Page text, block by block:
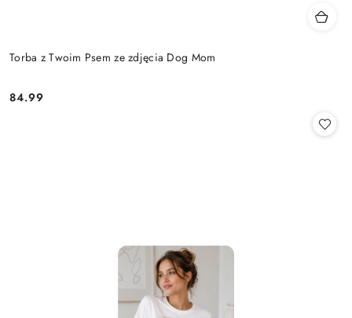
Torba z Twoim Psem ze zdjęcia Dog Mom
Cena:
84.99